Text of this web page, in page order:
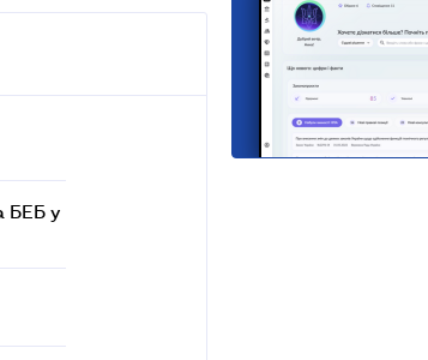
БЕБ у